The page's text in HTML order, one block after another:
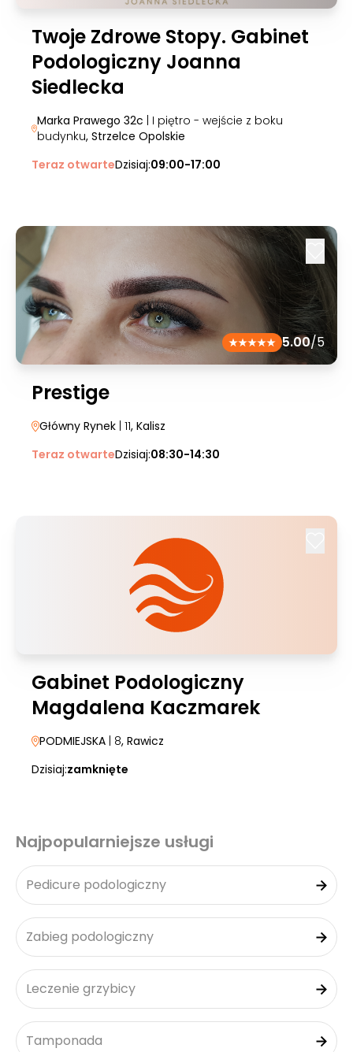
Twoje Zdrowe Stopy. Gabinet
Podologiczny Joanna
Siedlecka
Marka Prawego 32c | I piętro - wejście z boku
budynku, Strzelce Opolskie
Teraz otwarteDzisiaj:09:00-17:00
5.00/5
Prestige
Główny Rynek | 11, Kalisz
Teraz otwarteDzisiaj:08:30-14:30
Gabinet Podologiczny
Magdalena Kaczmarek
PODMIEJSKA | 8, Rawicz
Dzisiaj:zamknięte
Najpopularniejsze usługi
Pedicure podologiczny
Zabieg podologiczny
Leczenie grzybicy
Tamponada